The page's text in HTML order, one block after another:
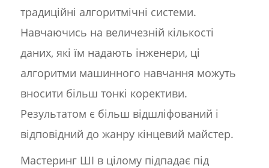
традиційні алгоритмічні системи.
Навчаючись на величезній кількості
даних, які їм надають інженери, ці
алгоритми машинного навчання можуть
вносити більш тонкі корективи.
Результатом є більш відшліфований і
відповідний до жанру кінцевий майстер.
Мастеринг ШІ в цілому підпадає під